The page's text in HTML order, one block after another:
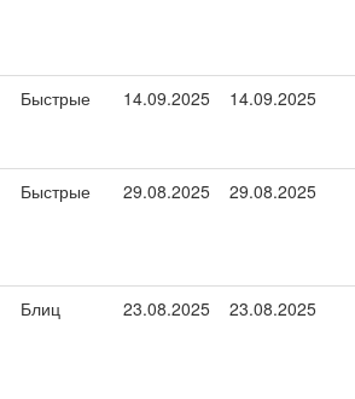
Быстрые 14.09.2025 14.09.2025
Быстрые 29.08.2025 29.08.2025
Блиц 23.08.2025 23.08.2025